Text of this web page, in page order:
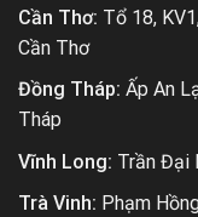
Cần Thơ: Tổ 18,
Cần Thơ
Đồng Tháp: Ấp An
Tháp
Vĩnh Long: Trần Đại
Trà Vinh: Phạm